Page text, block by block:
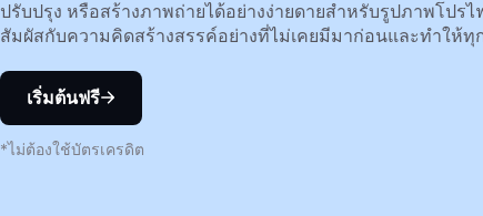
ปรับปรุง หรือสร้างภาพถ่ายได้อย่างง่ายดายสำหรับรูปภาพโปร
สัมผัสกับความคิดสร้างสรรค์อย่างที่ไม่เคยมีมาก่อนและทำให้ทุ
เริ่มต้นฟรี
*ไม่ต้องใช้บัตรเครดิต